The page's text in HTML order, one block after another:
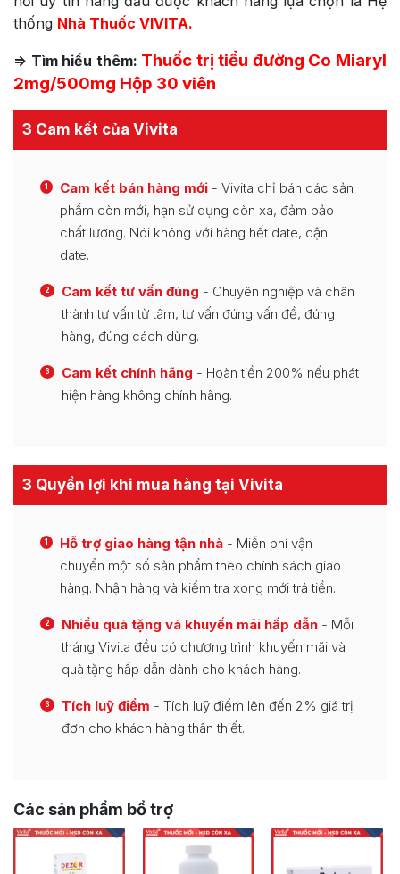
thống Nhà Thuốc VIVITA.
=> Tìm hiểu thêm: Thuốc trị tiểu đường Co Miaryl
2mg/500mg Hộp 30 viên
3 Cam kết của Vivita
1 Cam kết bán hàng mới - Vivita chỉ bán các sản
phẩm còn mới, hạn sử dụng còn xa, đảm bảo
chất lượng. Nói không với hàng hết date, cận
date.
2 Cam kết tư vấn đúng - Chuyên nghiệp và chân
thành tư vấn từ tâm, tư vấn đúng vấn đề, đúng
hàng, đúng cách dùng.
3 Cam kết chính hãng - Hoàn tiền 200% nếu phát
hiện hàng không chính hãng.
3 Quyền lợi khi mua hàng tại Vivita
1 Hỗ trợ giao hàng tận nhà - Miễn phí vận
chuyển một số sản phẩm theo chính sách giao
hàng. Nhận hàng và kiểm tra xong mới trả tiền.
2 Nhiều quà tặng và khuyến mãi hấp dẫn - Mỗi
tháng Vivita đều có chương trình khuyến mãi và
quà tặng hấp dẫn dành cho khách hàng.
3 Tích luỹ điểm - Tích luỹ điểm lên đến 2% giá trị
đơn cho khách hàng thân thiết.
Các sản phẩm bổ trợ